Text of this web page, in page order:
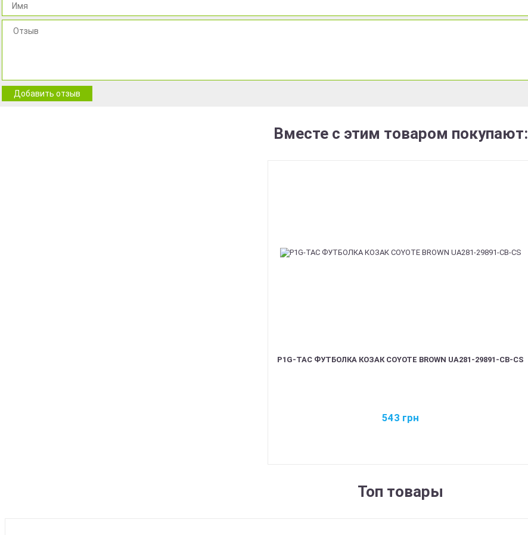
Добавить отзыв
Вместе с этим товаром покупают:
P1G-TAC ФУТБОЛКА КОЗАК COYOTE BROWN UA281-29891-CB-CS
543 грн
Топ товары